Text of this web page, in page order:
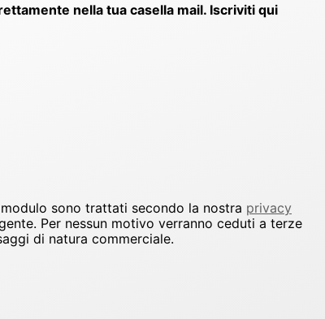
nella tua casella mail. Iscriviti qui
sono trattati secondo la nostra privacy
Per nessun motivo verranno ceduti a terze
di natura commerciale.